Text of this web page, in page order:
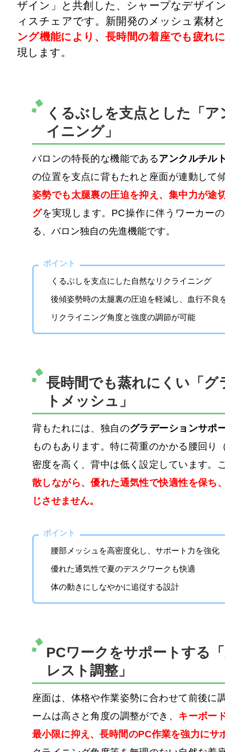
ザイン」と共創した、シャープなデザイ
ィスチェアです。新開発のメッシュ素材
ング機能により、長時間の着座でも疲れ
現します。
くるぶしを支点とした「
イニング」
バロンの特長的な機能であるアンクルチル
の位置を支点に背もたれと座面が連動して
姿勢でも太腿裏の圧迫を抑え、集中力が途
グを実現します。PC操作に伴うワーカー
る、バロン独自の先進機能です。
ポイント
くるぶしを支点にした自然なリクライニング
後傾姿勢時の太腿裏の圧迫を軽減し、血行不良
リクライニング角度と強度の調節が可能
長時間でも蒸れにくい「グ
トメッシュ」
背もたれには、独自のグラデーションサポ
ものもあります。特に荷重のかかる腰回り
密度を高く、背中は低く設定しています。
散しながら、優れた通気性で快適性を保ち
じさせません。
ポイント
腰部メッシュを高密度化し、サポート力を強化
優れた通気性で夏のデスクワークも快適
体の動きにしなやかに追従する設計
PCワークをサポートする
レスト調整」
座面は、体格や作業姿勢に合わせて前後に
ームは高さと角度の調整ができ、 キーボー
最小限に抑え、長時間のPC作業を強力にサ